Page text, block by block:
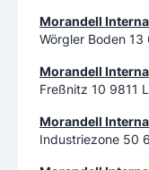
Morandell
Wörgler Boden
Morandell
Freßnitz 10 9811
Morandell
Industriezone 50